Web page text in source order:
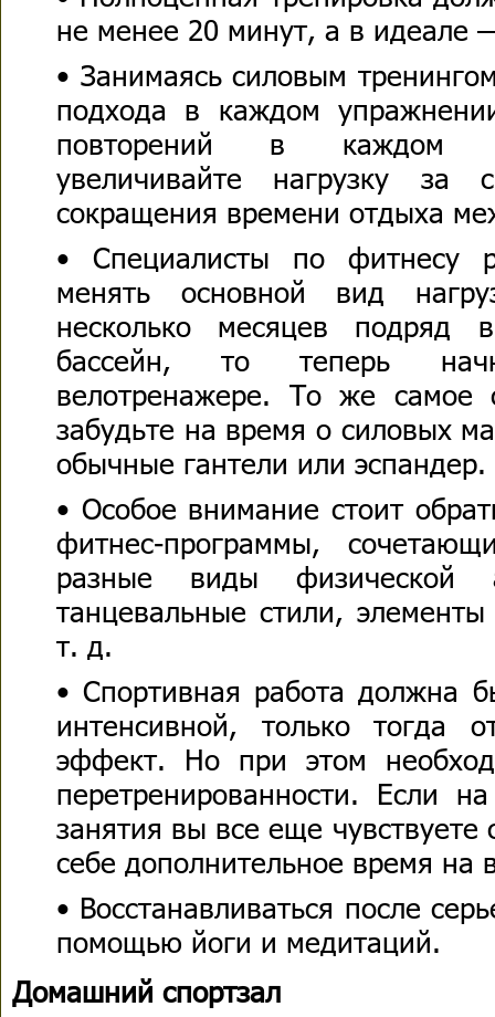
не менее 20 минут, а в идеале
• Занимаясь силовым
подхода в каждом
повторений в каждом
увеличивайте нагрузку
сокращения времени отдыха
• Специалисты по фитнесу
менять основной вид
несколько месяцев подряд
бассейн, то теперь
велотренажере. То же самое
забудьте на время о силовых
обычные гантели или эспандер.
• Особое внимание стоит
фитнес-программы,
разные виды физической
танцевальные стили,
т. д.
• Спортивная работа должна
интенсивной, только тогда
эффект. Но при этом
перетренированности. Если
занятия вы все еще
себе дополнительное время на
• Восстанавливаться после
помощью йоги и медитаций.
Домашний спортзал